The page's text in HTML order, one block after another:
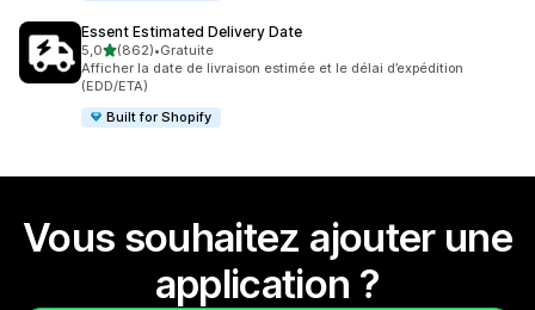
Essent Estimated Delivery Date
5,0étoile(s) sur 5
(862)
862 avis au total
•Gratuite
Afficher la date de livraison estimée et le délai d’expédition
(EDD/ETA)
Built for Shopify
Vous souhaitez ajouter une
application ?